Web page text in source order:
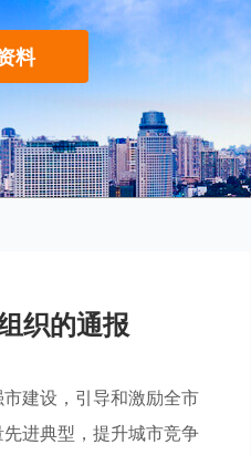
料
织的通报
建设，引导和激励全市
进典型，提升城市竞争